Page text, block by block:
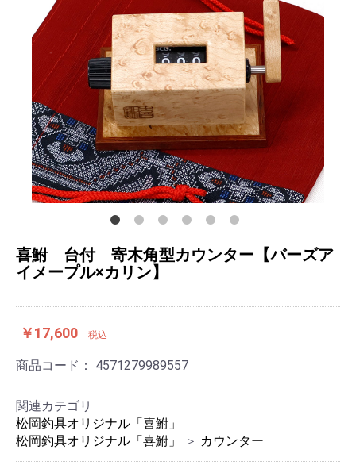
喜鮒 台付 寄木角型カウンター【バーズア
イメープル×カリン】
￥17,600 税込
商品コード： 4571279989557
関連カテゴリ
松岡釣具オリジナル「喜鮒」
松岡釣具オリジナル「喜鮒」
＞ カウンター